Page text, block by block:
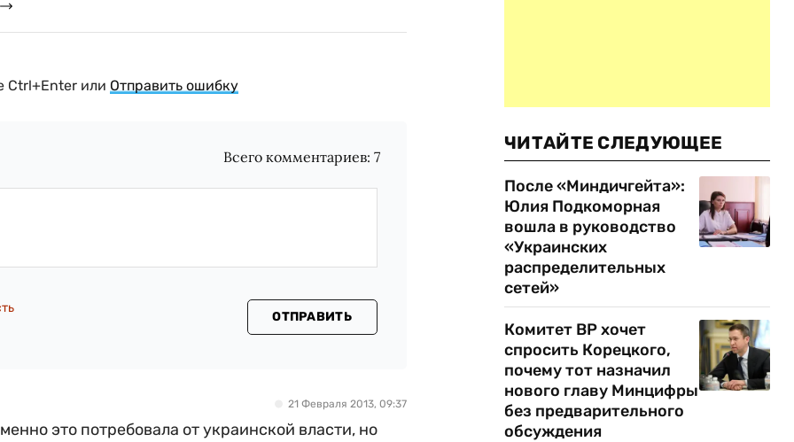
Ctrl+Enter или Отправить ошибку
Всего комментариев:7
ОТПРАВИТЬ
21 Февраля 2013, 09:37
это потребовала от украинской власти, но
ЧИТАЙТЕ СЛЕДУЮЩЕЕ
После «Миндичгейта»:
Юлия Подкоморная
вошла в руководство
«Украинских
распределительных
сетей»
Комитет ВР хочет
спросить Корецкого,
почему тот назначил
нового главу Минцифры
без предварительного
обсуждения